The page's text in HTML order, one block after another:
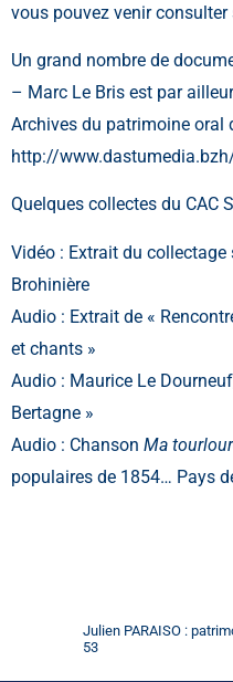
vous pouvez venir
Un grand nombre de
– Marc Le Bris est par
Archives du patrimoine oral
http://
Quelques collectes du CAC
Vidéo : Extrait du
Brohinière
Audio : Extrait de «
et chants »
Audio : Maurice Le
Bertagne »
Audio : Chanson Ma
populaires de 1854… Pays
Julien PARAISO :
53